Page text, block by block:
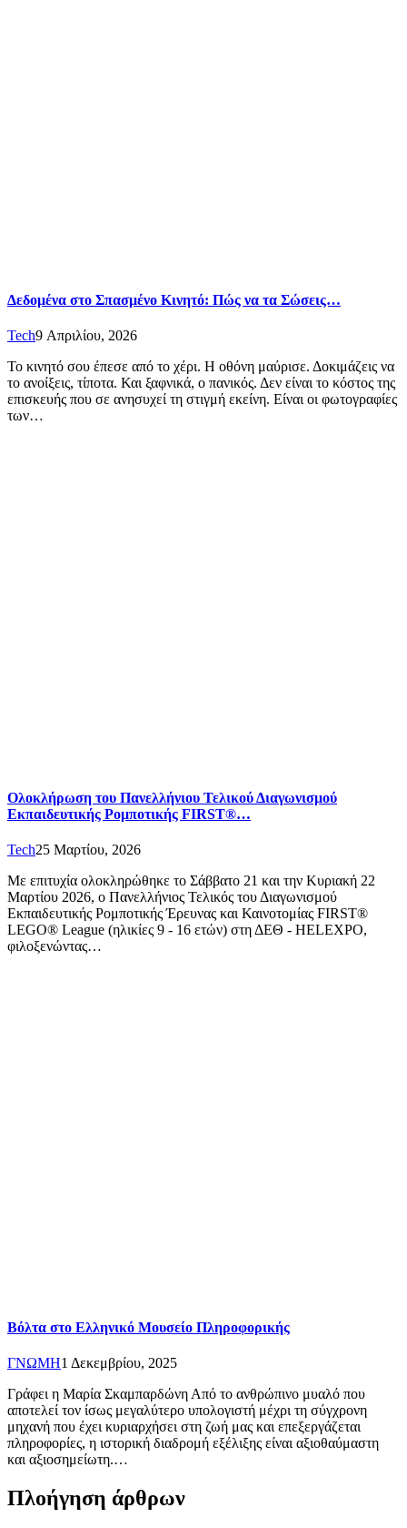
Δεδομένα στο Σπασμένο Κινητό: Πώς να τα Σώσεις…
Tech9 Απριλίου, 2026
Το κινητό σου έπεσε από το χέρι. Η οθόνη μαύρισε. Δοκιμάζεις να
το ανοίξεις, τίποτα. Και ξαφνικά, ο πανικός. Δεν είναι το κόστος της
επισκευής που σε ανησυχεί τη στιγμή εκείνη. Είναι οι φωτογραφίες
των…
Ολοκλήρωση του Πανελλήνιου Τελικού Διαγωνισμού
Εκπαιδευτικής Ρομποτικής FIRST®…
Tech25 Μαρτίου, 2026
Με επιτυχία ολοκληρώθηκε το Σάββατο 21 και την Κυριακή 22
Μαρτίου 2026, ο Πανελλήνιος Τελικός του Διαγωνισμού
Εκπαιδευτικής Ρομποτικής Έρευνας και Καινοτομίας FIRST®
LEGO® League (ηλικίες 9 - 16 ετών) στη ΔΕΘ - HELEXPΟ,
φιλοξενώντας…
Βόλτα στο Ελληνικό Μουσείο Πληροφορικής
ΓΝΩΜΗ1 Δεκεμβρίου, 2025
Γράφει η Μαρία Σκαμπαρδώνη Από το ανθρώπινο μυαλό που
αποτελεί τον ίσως μεγαλύτερο υπολογιστή μέχρι τη σύγχρονη
μηχανή που έχει κυριαρχήσει στη ζωή μας και επεξεργάζεται
πληροφορίες, η ιστορική διαδρομή εξέλιξης είναι αξιοθαύμαστη
και αξιοσημείωτη.…
Πλοήγηση άρθρων